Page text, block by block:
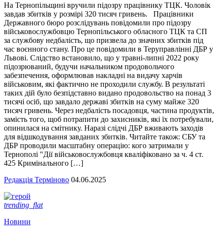
На Тернопільщині вручили підозру працівнику ТЦК. Чоловік
завдав збитків у розмірі 320 тисяч гривень. Працівники
Державного бюро розслідувань повідомили про підозру
військовослужбовцю Тернопільського обласного ТЦК та СП
за службову недбалість, що призвела до значних збитків під
час воєнного стану. Про це повідомили в Теруправлінні ДБР у
Львові. Слідство встановило, що у травні-липні 2022 року
підозрюваний, будучи начальником продовольчого
забезпечення, оформлював накладні на видачу харчів
військовим, які фактично не проходили службу. В результаті
таких дій було безпідставно видано продовольство на понад 3
тисячі осіб, що завдало державі збитків на суму майже 320
тисяч гривень. Через недбалість посадовця, частина продуктів,
замість того, щоб потрапити до захисників, які їх потребували,
опинилася на смітнику. Наразі слідчі ДБР вживають заходів
для відшкодування завданих збитків. Читайте також: СБУ та
ДБР проводили масштабну операцію: кого затримали у
Тернополі "Дії військовослужбовця кваліфіковано за ч. 4 ст.
425 Кримінального […]
Редакція Терміново 04.06.2025
trending_flat
Новини